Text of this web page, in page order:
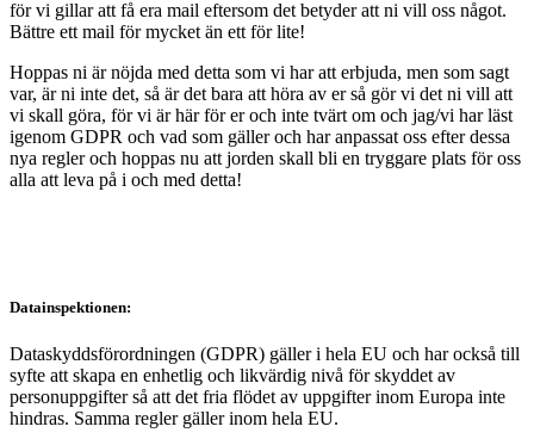
för vi gillar att få era mail eftersom det betyder att ni vill oss något.
Bättre ett mail för mycket än ett för lite!
Hoppas ni är nöjda med detta som vi har att erbjuda, men som sagt
var, är ni inte det, så är det bara att höra av er så gör vi det ni vill att
vi skall göra, för vi är här för er och inte tvärt om och jag/vi har läst
igenom GDPR och vad som gäller och har anpassat oss efter dessa
nya regler och hoppas nu att jorden skall bli en tryggare plats för oss
alla att leva på i och med detta!
Datainspektionen:
Dataskyddsförordningen (GDPR) gäller i hela EU och har också till
syfte att skapa en enhetlig och likvärdig nivå för skyddet av
personuppgifter så att det fria flödet av uppgifter inom Europa inte
hindras. Samma regler gäller inom hela EU.